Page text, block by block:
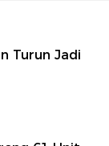
Turun Jadi